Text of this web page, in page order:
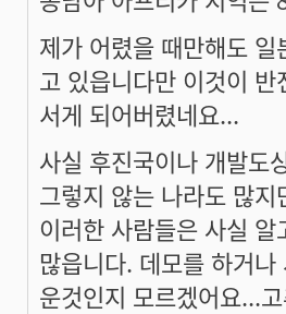
제가 어렸을 때만해도
고 있읍니다만 이것이
서게 되어버렸네요...
사실 후진국이나 개발도
그렇지 않는 나라도 많
이러한 사람들은 사실
많읍니다. 데모를 하거
운것인지 모르겠어요...